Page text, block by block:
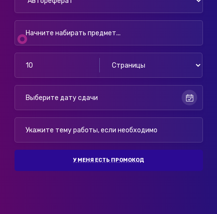
У МЕНЯ ЕСТЬ ПРОМОКОД